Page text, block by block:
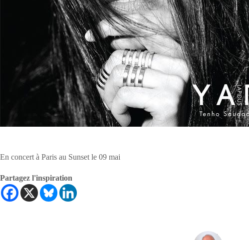
En concert à Paris au Sunset le 09 mai
Partagez l'inspiration